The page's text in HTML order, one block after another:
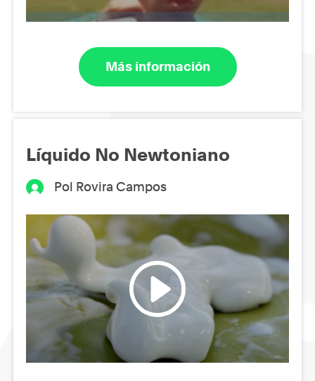
Más información
Líquido No Newtoniano
Pol Rovira Campos